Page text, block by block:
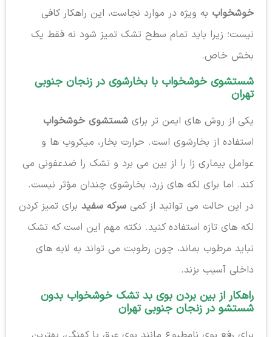
خوشخواببه ویژه در موارد نجاست، این راهکار کافی
نیست؛ زیرا باید تمام سطح تشک تمیز شود نه فقط یک
بخش خاص.
شستشوی خوشخواب با بخارشوی در زنجان جنوبی
تهران
یکی از روش های ایمن تر برای شستشوی خوشخواب
استفاده از بخارشوی است. حرارت بخار، میکروب ها و
عوامل بیماری زا را از بین می برد و تشک را ضدعفونی می
کند. اما برای لکه های زرد، بخارشوی چندان مؤثر نیست.
در این حالت می توانید از کمی سرکه سفیدبرای تمیز کردن
لکه های تازه استفاده کنید. نکته مهم این است که تشک
نباید مرطوب بماند، چون رطوبت می تواند به لایه های
داخلی آسیب بزند.
راهکار از بین بردن بوی بد تشک خوشخواب بدون
شستشو در زنجان جنوبی تهران